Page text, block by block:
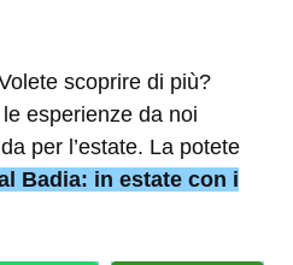
scoprire di più?
esperienze da noi
per l’estate. La potete
Badia: in estate con i